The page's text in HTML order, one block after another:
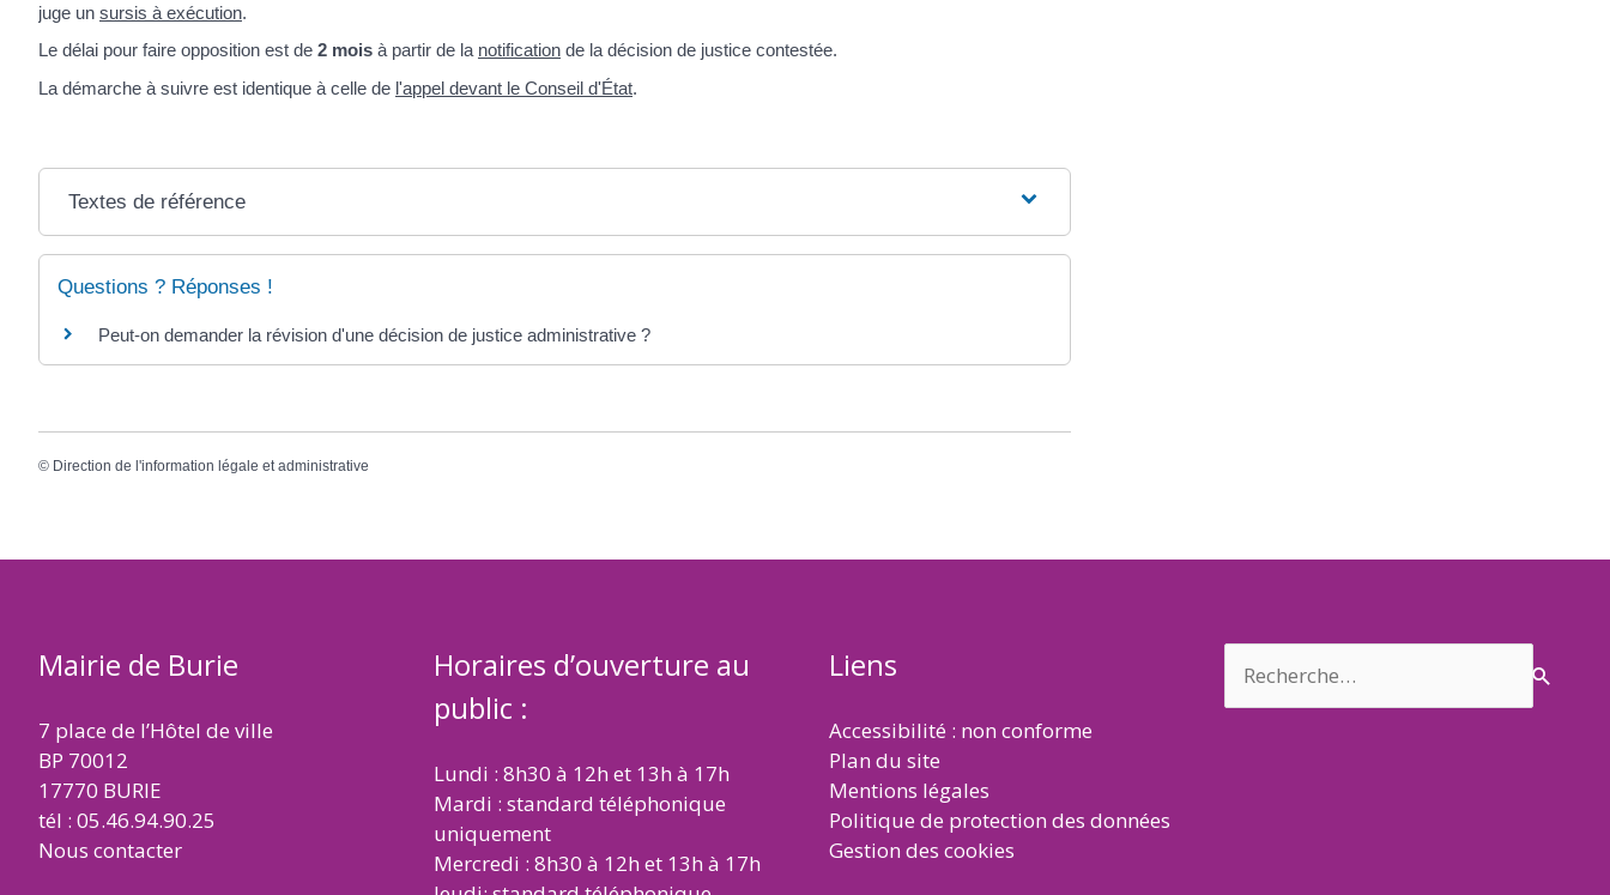
juge un sursis à exécution.
Le délai pour faire opposition est de 2 mois à partir de la notification de la décision de justice contestée.
La démarche à suivre est identique à celle de l'appel devant le Conseil d'État.
Textes de référence
Questions ? Réponses !
Peut-on demander la révision d'une décision de justice administrative ?
© Direction de l'information légale et administrative
Mairie de Burie
7 place de l’Hôtel de ville
BP 70012
17770 BURIE
tél : 05.46.94.90.25
Nous contacter
Horaires d’ouverture au
public :
Lundi : 8h30 à 12h et 13h à 17h
Mardi : standard téléphonique
uniquement
Mercredi : 8h30 à 12h et 13h à 17h
Liens
Accessibilité : non conforme
Plan du site
Mentions légales
Politique de protection des données
Gestion des cookies